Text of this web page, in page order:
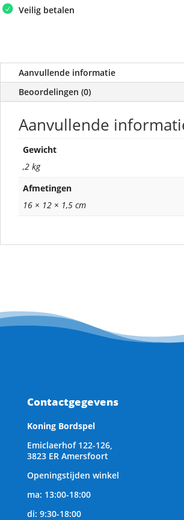
Veilig betalen
Aanvullende informatie
Beoordelingen (0)
Aanvullende
Gewicht
,2 kg
Afmetingen
16 × 12 × 1,5 cm
Contactgegevens
Koning Bordspel
Emiclaerhof 122-126,
3823 ER Amersfoort
Openingstijden winkel
ma: 13:00-18:00
di: 9:30-18:00